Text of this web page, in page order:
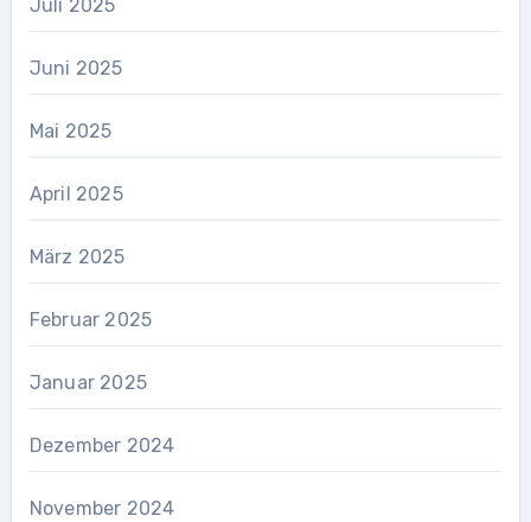
Juli 2025
Juni 2025
Mai 2025
April 2025
März 2025
Februar 2025
Januar 2025
Dezember 2024
November 2024